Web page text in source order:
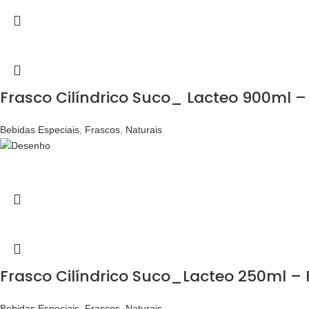
Frasco Cilíndrico Suco_ Lacteo 900ml –
Bebidas Especiais Frascos Naturais
Frasco Cilíndrico Suco_Lacteo 250ml –